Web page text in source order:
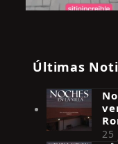
Últimas
25